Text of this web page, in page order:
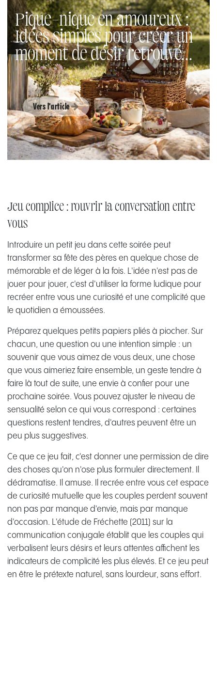
Pique-nique en amoureux :
Idées simples pour créer un
moment de désir retrouvé…
Vers l'article
Jeu complice : rouvrir la conversation entre
vous
Introduire un petit jeu dans cette soirée peut
transformer sa fête des pères en quelque chose de
mémorable et de léger à la fois. L'idée n'est pas de
jouer pour jouer, c'est d'utiliser la forme ludique pour
recréer entre vous une curiosité et une complicité que
le quotidien a émoussées.
Préparez quelques petits papiers pliés à piocher. Sur
chacun, une question ou une intention simple : un
souvenir que vous aimez de vous deux, une chose
que vous aimeriez faire ensemble, un geste tendre à
faire là tout de suite, une envie à confier pour une
prochaine soirée. Vous pouvez ajuster le niveau de
sensualité selon ce qui vous correspond : certaines
questions restent tendres, d'autres peuvent être un
peu plus suggestives.
Ce que ce jeu fait, c'est donner une permission de dire
des choses qu'on n'ose plus formuler directement. Il
dédramatise. Il amuse. Il recrée entre vous cet espace
de curiosité mutuelle que les couples perdent souvent
non pas par manque d'envie, mais par manque
d'occasion. L'étude de Fréchette (2011) sur la
communication conjugale établit que les couples qui
verbalisent leurs désirs et leurs attentes affichent les
indicateurs de complicité les plus élevés. Et ce jeu peut
en être le prétexte naturel, sans lourdeur, sans effort.